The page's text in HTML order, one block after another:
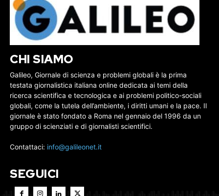
CHI SIAMO
Galileo, Giornale di scienza e problemi globali è la prima
testata giornalistica italiana online dedicata ai temi della
ricerca scientifica e tecnologica e ai problemi politico-sociali
globali, come la tutela dell’ambiente, i diritti umani e la pace. Il
giornale è stato fondato a Roma nel gennaio del 1996 da un
gruppo di scienziati e di giornalisti scientifici.
Contattaci: info@galileonet.it
SEGUICI